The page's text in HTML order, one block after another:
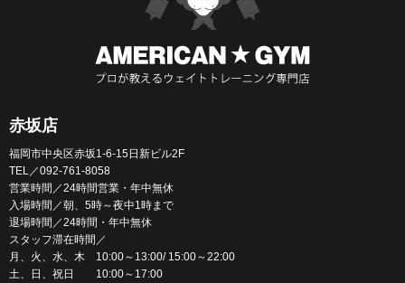
赤坂店
福岡市中央区赤坂1-6-15日新ビル2F
TEL／092-761-8058
営業時間／24時間営業・年中無休
入場時間／朝、5時～夜中1時まで
退場時間／24時間・年中無休
スタッフ滞在時間／
月、火、水、木 10:00～13:00/ 15:00～22:00
土、日、祝日 10:00～17:00